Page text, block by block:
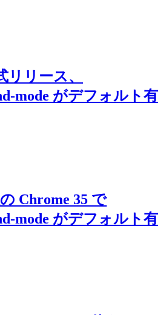
リリース、
mode がデフォルト有
Chrome 35 で
mode がデフォルト有